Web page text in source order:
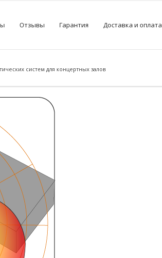
Отзывы Гарантия Доставка и оплата
систем для концертных залов